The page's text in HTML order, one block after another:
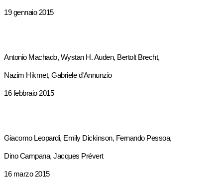
19 gennaio 2015
Antonio Machado, Wystan H. Auden, Bertolt Brecht,
Nazim Hikmet, Gabriele d’Annunzio
16 febbraio 2015
Giacomo Leopardi, Emily Dickinson, Fernando Pessoa,
Dino Campana, Jacques Prévert
16 marzo 2015